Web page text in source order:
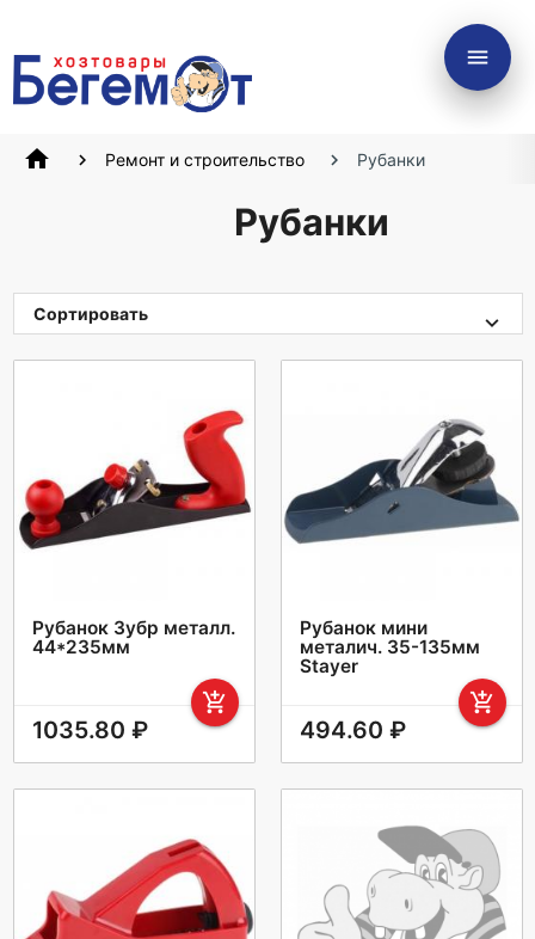
menu
home Ремонт и строительство Рубанки
Рубанки
Сортировать
Рубанок Зубр металл.
44*235мм
add_shopping_cart
1035.80 ₽
Рубанок мини
металич. 35-135мм
Stayer
add_shopping_cart
494.60 ₽